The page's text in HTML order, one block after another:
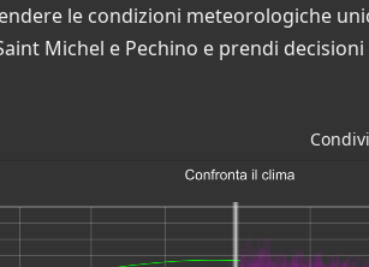
le condizioni meteorologiche
Michel e Pechino e prendi